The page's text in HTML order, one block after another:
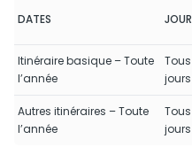
DATES
Itinéraire basique – Toute
l’année
jours
Autres itinéraires – Toute
l’année
jours